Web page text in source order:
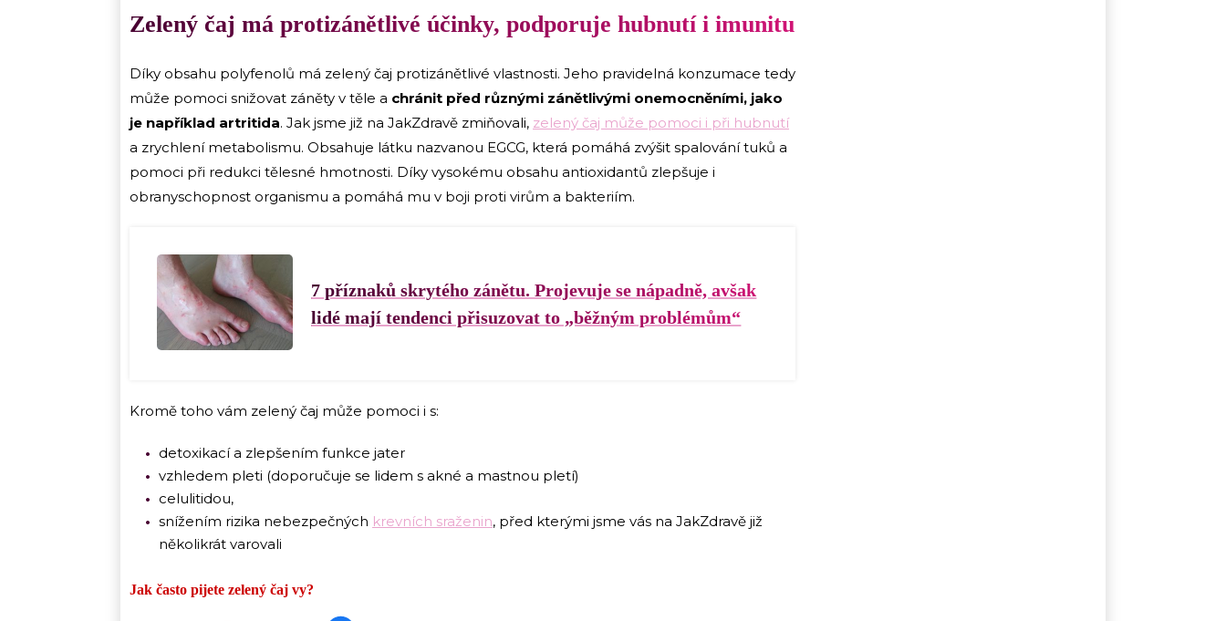
Zelený čaj má protizánětlivé účinky, podporuje hubnutí i imunitu
Díky obsahu polyfenolů má zelený čaj protizánětlivé vlastnosti. Jeho pravidelná konzumace tedy
může pomoci snižovat záněty v těle a chránit před různými zánětlivými onemocněními, jako
je například artritida. Jak jsme již na JakZdravě zmiňovali, zelený čaj může pomoci i při hubnutí
a zrychlení metabolismu. Obsahuje látku nazvanou EGCG, která pomáhá zvýšit spalování tuků a
pomoci při redukci tělesné hmotnosti. Díky vysokému obsahu antioxidantů zlepšuje i
obranyschopnost organismu a pomáhá mu v boji proti virům a bakteriím.
7 příznaků skrytého zánětu. Projevuje se nápadně, avšak
lidé mají tendenci přisuzovat to „běžným problémům“
Kromě toho vám zelený čaj může pomoci i s:
detoxikací a zlepšením funkce jater
vzhledem pleti (doporučuje se lidem s akné a mastnou pletí)
celulitidou,
snížením rizika nebezpečných krevních sraženin, před kterými jsme vás na JakZdravě již
několikrát varovali
Jak často pijete zelený čaj vy?